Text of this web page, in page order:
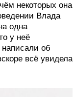
некоторых она
Влада
одна
у неё
написали об
всё увидела